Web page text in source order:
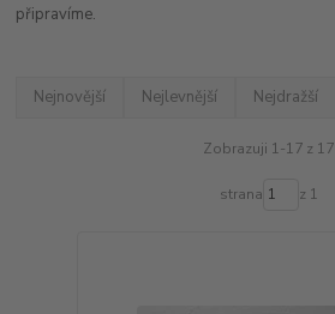
připravíme.
Nejnovější Nejlevnější Nejdražší
Zobrazuji 1-17 z 17
strana z 1